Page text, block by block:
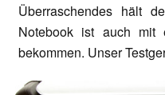
Überraschendes hält
Notebook ist auch mit
bekommen. Unser